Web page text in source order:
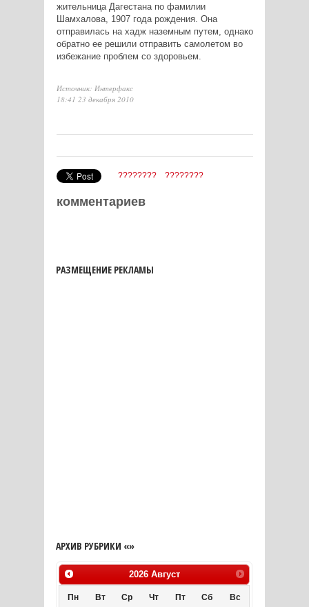
жительница Дагестана по фамилии
Шамхалова, 1907 года рождения. Она
отправилась на хадж наземным путем, однако
обратно ее решили отправить самолетом во
избежание проблем со здоровьем.
Источник: Интерфакс
18:41 23 декабря 2010
???????? ????????
комментариев
РАЗМЕЩЕНИЕ РЕКЛАМЫ
АРХИВ РУБРИКИ «»
2026 Август
Пн Вт Ср Чт Пт Сб Вс